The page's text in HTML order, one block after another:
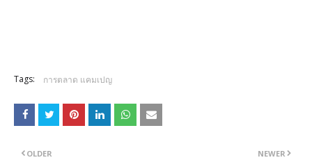
Tags: การตลาด แคมเปญ
NEWER
OLDER